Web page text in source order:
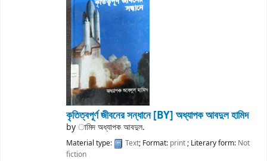
কৃতিত্বপূর্ণ জীবনের সন্ধানে[BY] অধ্যাপক আবদুল হামিদ
byামিদ অধ্যাপক আবদুল.
Material type: Text; Format: print; Literary form: Not
fiction